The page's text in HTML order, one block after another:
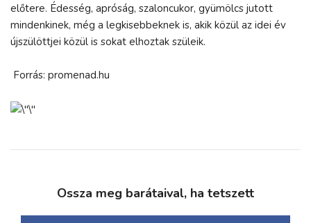
előtere. Édesség, apróság, szaloncukor, gyümölcs jutott
mindenkinek, még a legkisebbeknek is, akik közül az idei év
újszülöttjei közül is sokat elhoztak szüleik.
Forrás: promenad.hu
Ossza meg barátaival, ha tetszett